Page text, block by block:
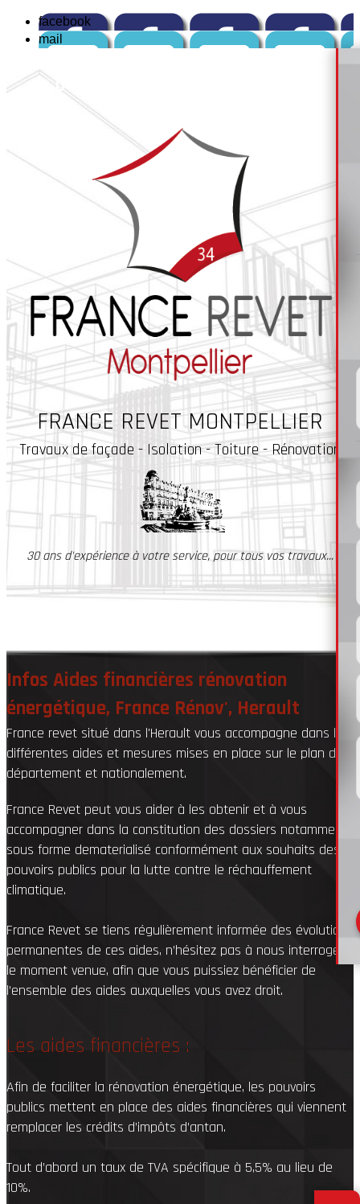
facebook
mail
☏ 04 84 14 04 42
FRANCE REVET MONTPELLIER
Travaux de façade - Isolation - Toiture - Rénovation
30 ans d'expérience à votre service, pour tous vos travaux...
Infos Aides financières rénovation
énergétique, France Rénov', Herault
France revet situé dans l'Herault vous accompagne dans les
différentes aides et mesures mises en place sur le plan du
département et nationalement.
France Revet peut vous aider à les obtenir et à vous
accompagner dans la constitution des dossiers notamment
sous forme dematerialisé conformément aux souhaits des
pouvoirs publics pour la lutte contre le réchauffement
climatique.
France Revet se tiens régulièrement informée des évolutions
permanentes de ces aides, n’hésitez pas à nous interroger
le moment venue, afin que vous puissiez bénéficier de
l’ensemble des aides auxquelles vous avez droit.
Les aides financières :
Afin de faciliter la rénovation énergétique, les pouvoirs
publics mettent en place des aides financières qui viennent
remplacer les crédits d’impôts d’antan.
Tout d’abord un taux de TVA spécifique à 5,5% au lieu de
10%.